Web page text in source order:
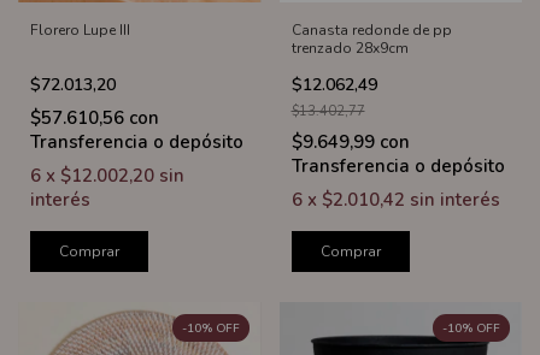
Florero Lupe III
$72.013,20
$57.610,56 con
Transferencia o depósito
6 x $12.002,20 sin
interés
Comprar
Canasta redonde de pp
trenzado 28x9cm
$12.062,49
$13.402,77
$9.649,99 con
Transferencia o depósito
6 x $2.010,42 sin interés
Comprar
-10% OFF -10% OFF